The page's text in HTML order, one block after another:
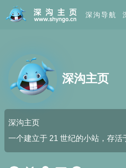
深沟导航
深沟主页
深沟主页
一个建立于 21 世纪的小站，存活